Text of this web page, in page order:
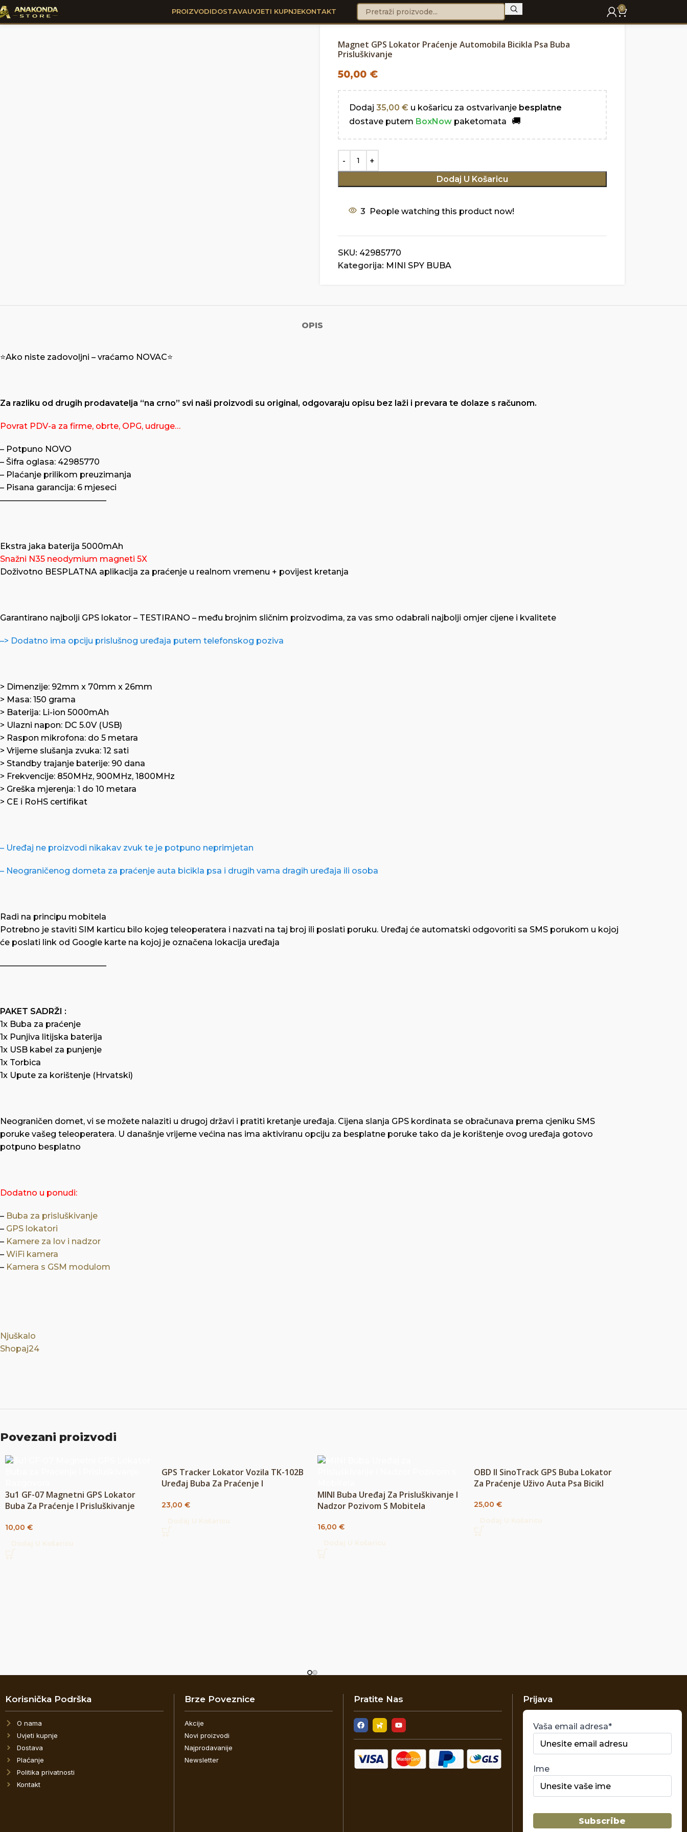
PROIZVODIDOSTAVAUVJETI KUPNJEKONTAKT 0
Magnet GPS Lokator Praćenje Automobila Bicikla Psa Buba
Prisluškivanje
50,00 €
Dodaj 35,00 € u košaricu za ostvarivanje besplatne
dostave putem BoxNowpaketomata
Dodaj U Košaricu
3 People watching this product now!
SKU: 42985770
Kategorija: MINI SPY BUBA
OPIS
⭐️Ako niste zadovoljni – vraćamo NOVAC⭐️
Za razliku od drugih prodavatelja “na crno” svi naši proizvodi su original, odgovaraju opisu bez laži i prevara te dolaze s računom.
Povrat PDV-a za firme, obrte, OPG, udruge…
– Potpuno NOVO
– Šifra oglasa: 42985770
– Plaćanje prilikom preuzimanja
– Pisana garancija: 6 mjeseci
—————————————
Ekstra jaka baterija 5000mAh
Snažni N35 neodymium magneti 5X
Doživotno BESPLATNA aplikacija za praćenje u realnom vremenu + povijest kretanja
Garantirano najbolji GPS lokator – TESTIRANO – među brojnim sličnim proizvodima, za vas smo odabrali najbolji omjer cijene i kvalitete
–> Dodatno ima opciju prislušnog uređaja putem telefonskog poziva
> Dimenzije: 92mm x 70mm x 26mm
> Masa: 150 grama
> Baterija: Li-ion 5000mAh
> Ulazni napon: DC 5.0V (USB)
> Raspon mikrofona: do 5 metara
> Vrijeme slušanja zvuka: 12 sati
> Standby trajanje baterije: 90 dana
> Frekvencije: 850MHz, 900MHz, 1800MHz
> Greška mjerenja: 1 do 10 metara
> CE i RoHS certifikat
– Uređaj ne proizvodi nikakav zvuk te je potpuno neprimjetan
– Neograničenog dometa za praćenje auta bicikla psa i drugih vama dragih uređaja ili osoba
Radi na principu mobitela
Potrebno je staviti SIM karticu bilo kojeg teleoperatera i nazvati na taj broj ili poslati poruku. Uređaj će automatski odgovoriti sa SMS porukom u kojoj
će poslati link od Google karte na kojoj je označena lokacija uređaja
—————————————
PAKET SADRŽI :
1x Buba za praćenje
1x Punjiva litijska baterija
1x USB kabel za punjenje
1x Torbica
1x Upute za korištenje (Hrvatski)
Neograničen domet, vi se možete nalaziti u drugoj državi i pratiti kretanje uređaja. Cijena slanja GPS kordinata se obračunava prema cjeniku SMS
poruke vašeg teleoperatera. U današnje vrijeme većina nas ima aktiviranu opciju za besplatne poruke tako da je korištenje ovog uređaja gotovo
potpuno besplatno
Dodatno u ponudi:
– Buba za prisluškivanje
– GPS lokatori
– Kamere za lov i nadzor
– WiFi kamera
– Kamera s GSM modulom
Njuškalo
Shopaj24
Povezani proizvodi
3u1 GF-07 Magnetni GPS Lokator
Buba Za Praćenje I Prisluškivanje
10,00 €
GPS Tracker Lokator Vozila TK-102B
Uređaj Buba Za Praćenje I
23,00 €
MINI Buba Uređaj Za Prisluškivanje I
Nadzor Pozivom S Mobitela
16,00 €
OBD II SinoTrack GPS Buba Lokator
Za Praćenje Uživo Auta Psa Bicikl
25,00 €
Korisnička Podrška
O nama
Uvjeti kupnje
Dostava
Plaćanje
Politika privatnosti
Kontakt
Brze Poveznice
Akcije
Novi proizvodi
Najprodavanije
Newsletter
Pratite Nas Prijava
Vaša email adresa*
Ime